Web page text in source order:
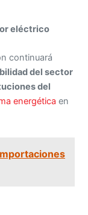
eléctrico
continuará
del sector
del
energéticaen